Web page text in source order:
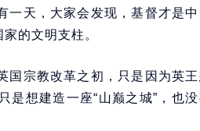
一天，大家会发现，基督才是中
的文明支柱。
国宗教改革之初，只是因为英王
是想建造一座“山巅之城”，也